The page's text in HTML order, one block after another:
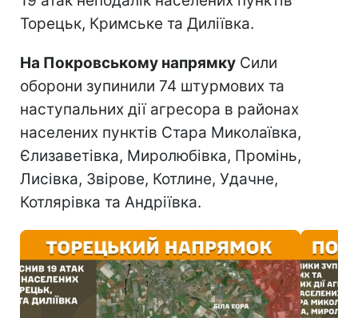
Торецьк, Кримське та Диліївка.
На Покровському напрямку Сили
оборони зупинили 74 штурмових та
наступальних дії агресора в районах
населених пунктів Стара Миколаївка,
Єлизаветівка, Миролюбівка, Промінь,
Лисівка, Звірове, Котлине, Удачне,
Котлярівка та Андріївка.